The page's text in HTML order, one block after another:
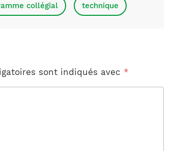
collégial technique
sont indiqués avec *